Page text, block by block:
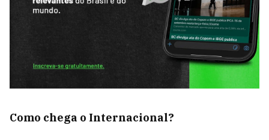
Como chega o Internacional?